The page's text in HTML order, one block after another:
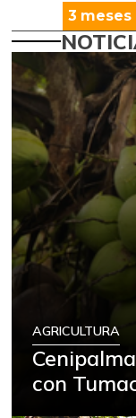
3 meses
AGRICULTURA
con